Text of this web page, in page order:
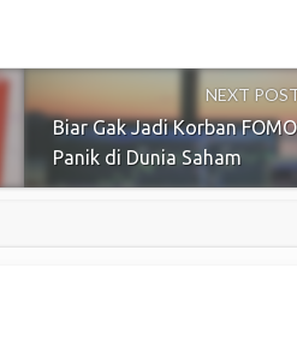
NEXT
Biar Gak Jadi Korban
Panik di Dunia Saham